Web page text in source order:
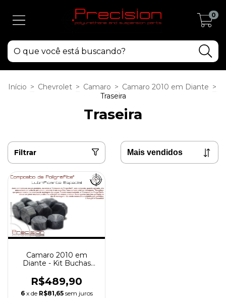
0
Início > Chevrolet > Camaro > Camaro 2010 em Diante >
Traseira
Traseira
Filtrar
Camaro 2010 em
Diante - Kit Buchas
em Poliuretano - 5
Anos Garantia
R$489,90
6 x de R$81,65 sem juros